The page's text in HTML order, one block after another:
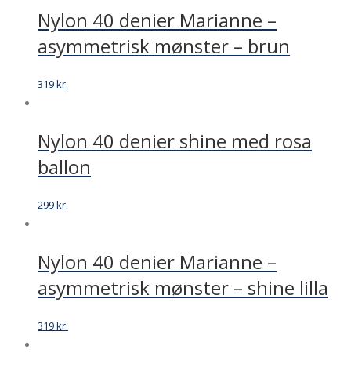
Nylon 40 denier Marianne –
asymmetrisk mønster – brun
319kr.
Nylon 40 denier shine med rosa
ballon
299kr.
Nylon 40 denier Marianne –
asymmetrisk mønster – shine lilla
319kr.